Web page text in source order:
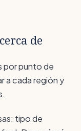
de
por punto de
a cada región y
tipo de